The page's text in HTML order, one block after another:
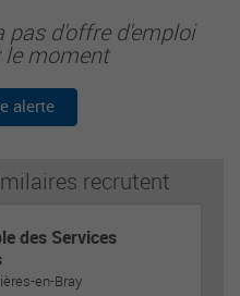
pas d'offre d'emploi
le moment
alerte
recrutent
des Services
en-Bray